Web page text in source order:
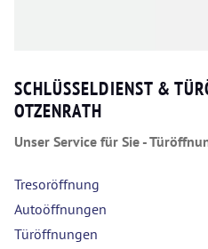
SCHLÜSSELDIENST &
OTZENRATH
Unser Service für Sie -
Tresoröffnung
Autoöffnungen
Türöffnungen